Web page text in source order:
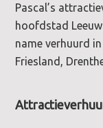
Pascal’s
hoofdstad
name verhuurd
Friesland,